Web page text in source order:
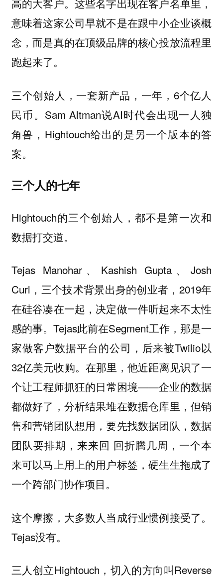
意味着这家公司早就不是在跟中小企业谈概
念，而是真的在顶级品牌的核心投放流程里
跑起来了。
三个创始人，一套新产品，一年，6个亿人
民币。Sam Altman说AI时代会出现一人独
角兽，Hightouch给出的是另一个版本的答
案。
三个人的七年
Hightouch的三个创始人，都不是第一次和
数据打交道。
Tejas Manohar、Kashish Gupta、Josh
Curl，三个技术背景出身的创业者，2019年
在硅谷凑在一起，决定做一件听起来不太性
感的事。Tejas此前在Segment工作，那是一
家做客户数据平台的公司，后来被Twilio以
32亿美元收购。在那里，他近距离见识了一
个让工程师抓狂的日常困境——企业的数据
都做好了，分析结果堆在数据仓库里，但销
售和营销团队想用，要先找数据团队，数据
团队要排期，来来回 回折腾几周，一个本
来可以马上用上的用户标签，硬生生拖成了
一个跨部门协作项目。
这个摩擦，大多数人当成行业惯例接受了。
Tejas没有。
三人创立Hightouch，切入的方向叫Reverse